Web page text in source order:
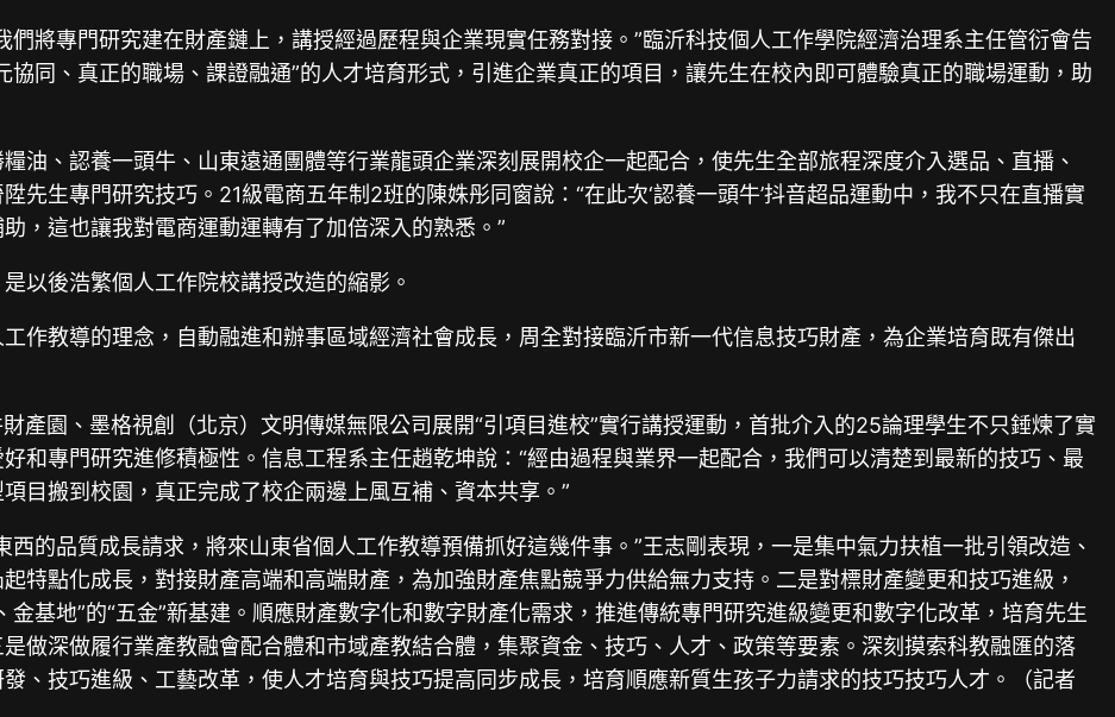
將專門研究建在財產鏈上，講授經過歷程與企業現實任務對接。”臨沂科技個人工作學院經濟治理系主任管衍會告
同、真正的職場、課證融通”的人才培育形式，引進企業真正的項目，讓先生在校內即可體驗真正的職場運動，助
油、認養一頭牛、山東遠通團體等行業龍頭企業深刻展開校企一起配合，使先生全部旅程深度介入選品、直播、
先生專門研究技巧。21級電商五年制2班的陳姝彤同窗說：“在此次‘認養一頭牛’抖音超品運動中，我不只在直播實
，這也讓我對電商運動運轉有了加倍深入的熟悉。”
以後浩繁個人工作院校講授改造的縮影。
作教導的理念，自動融進和辦事區域經濟社會成長，周全對接臨沂市新一代信息技巧財產，為企業培育既有傑出
產園、墨格視創（北京）文明傳媒無限公司展開“引項目進校”實行講授運動，首批介入的25論理學生不只錘煉了實
和專門研究進修積極性。信息工程系主任趙乾坤說：“經由過程與業界一起配合，我們可以清楚到最新的技巧、最
目搬到校園，真正完成了校企兩邊上風互補、資本共享。”
的品質成長請求，將來山東省個人工作教導預備抓好這幾件事。”王志剛表現，一是集中氣力扶植一批引領改造、
特點化成長，對接財產高端和高端財產，為加強財產焦點競爭力供給無力支持。二是對標財產變更和技巧進級，
基地”的“五金”新基建。順應財產數字化和數字財產化需求，推進傳統專門研究進級變更和數字化改革，培育先生
做深做履行業產教融會配合體和市域產教結合體，集聚資金、技巧、人才、政策等要素。深刻摸索科教融匯的落
、技巧進級、工藝改革，使人才培育與技巧提高同步成長，培育順應新質生孩子力請求的技巧技巧人才。（記者